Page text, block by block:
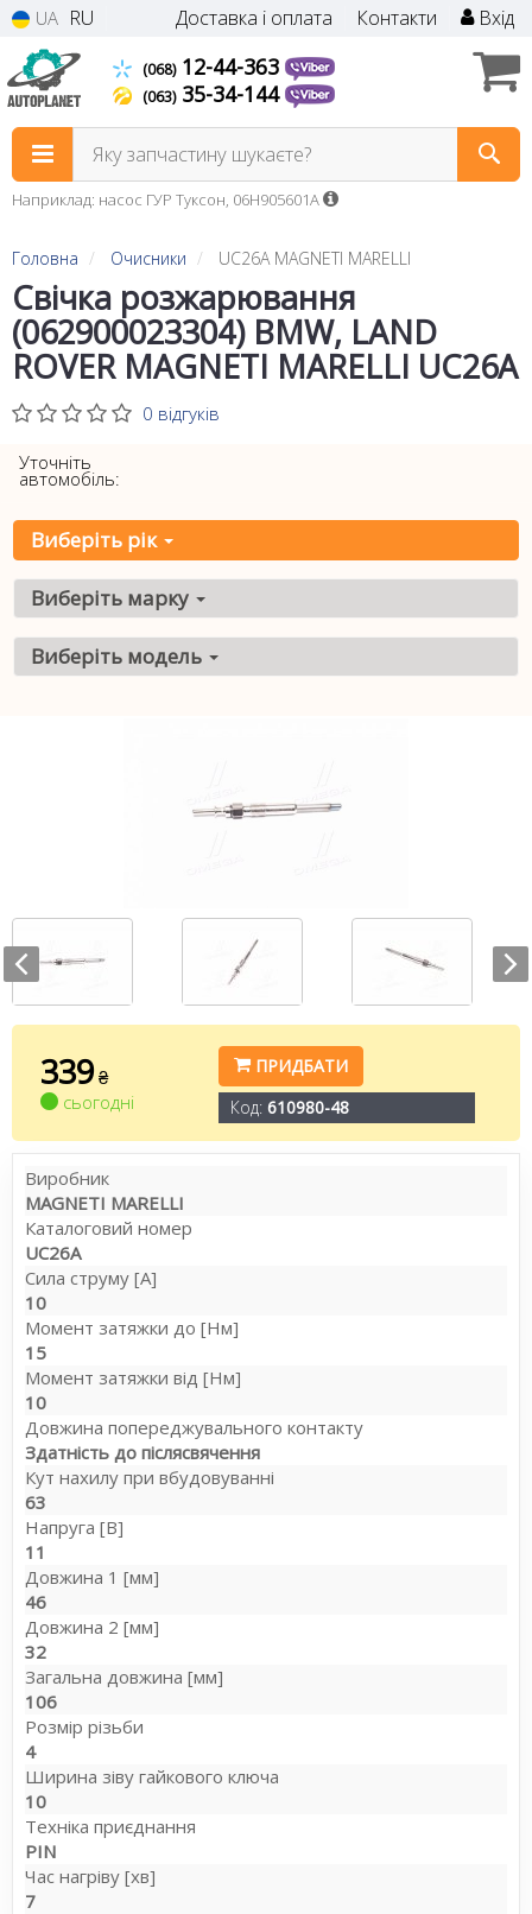
UA RU Доставка і оплата Контакти Вхід
(068)12-44-363
(063)35-34-144
Яку запчастину шукаєте?
Наприклад: насос ГУР Туксон, 06H905601A
Головна Очисники UC26A MAGNETI MARELLI
Свічка розжарювання
(062900023304) BMW, LAND
ROVER MAGNETI MARELLI UC26A
0 відгуків
Уточніть
автомобіль:
Виберіть рік
Виберіть марку
Виберіть модель
339 ₴
сьогодні
ПРИДБАТИ
Код: 610980-48
Виробник
MAGNETI MARELLI
Каталоговий номер
UC26A
Сила струму [A]
10
Момент затяжки до [Нм]
15
Момент затяжки від [Нм]
10
Довжина попереджувального контакту
Здатність до післясвячення
Кут нахилу при вбудовуванні
63
Напруга [В]
11
Довжина 1 [мм]
46
Довжина 2 [мм]
32
Загальна довжина [мм]
106
Розмір різьби
4
Ширина зіву гайкового ключа
10
Техніка приєднання
PIN
Час нагріву [хв]
7